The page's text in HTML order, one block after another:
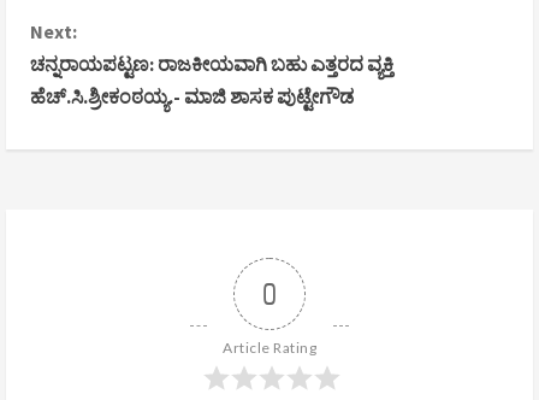
n
t
Next:
ಚನ್ನರಾಯಪಟ್ಟಣ: ರಾಜಕೀಯವಾಗಿ ಬಹು ಎತ್ತರದ ವ್ಯಕ್ತಿ
ಹೆಚ್.ಸಿ.ಶ್ರೀಕಂಠಯ್ಯ.- ಮಾಜಿ ಶಾಸಕ ಪುಟ್ಟೇಗೌಡ
0
Article Rating